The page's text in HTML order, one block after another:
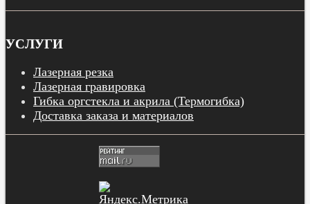
УСЛУГИ
Лазерная резка
Лазерная гравировка
Гибка оргстекла и акрила (Термогибка)
Доставка заказа и материалов